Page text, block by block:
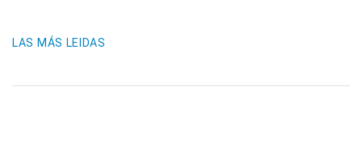
LAS MÁS LEIDAS